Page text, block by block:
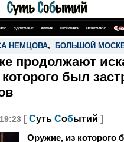
ЗДОРОВЬЕ АРМИЯ ШПИОНАЖ НЕКРОЛОГ
НЕМЦОВА,
БОЛЬШОЙ
продолжают
был
[ Суть Событий ]
Оружие, из которого